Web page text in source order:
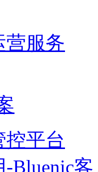
营服务
控平台
Bluenic